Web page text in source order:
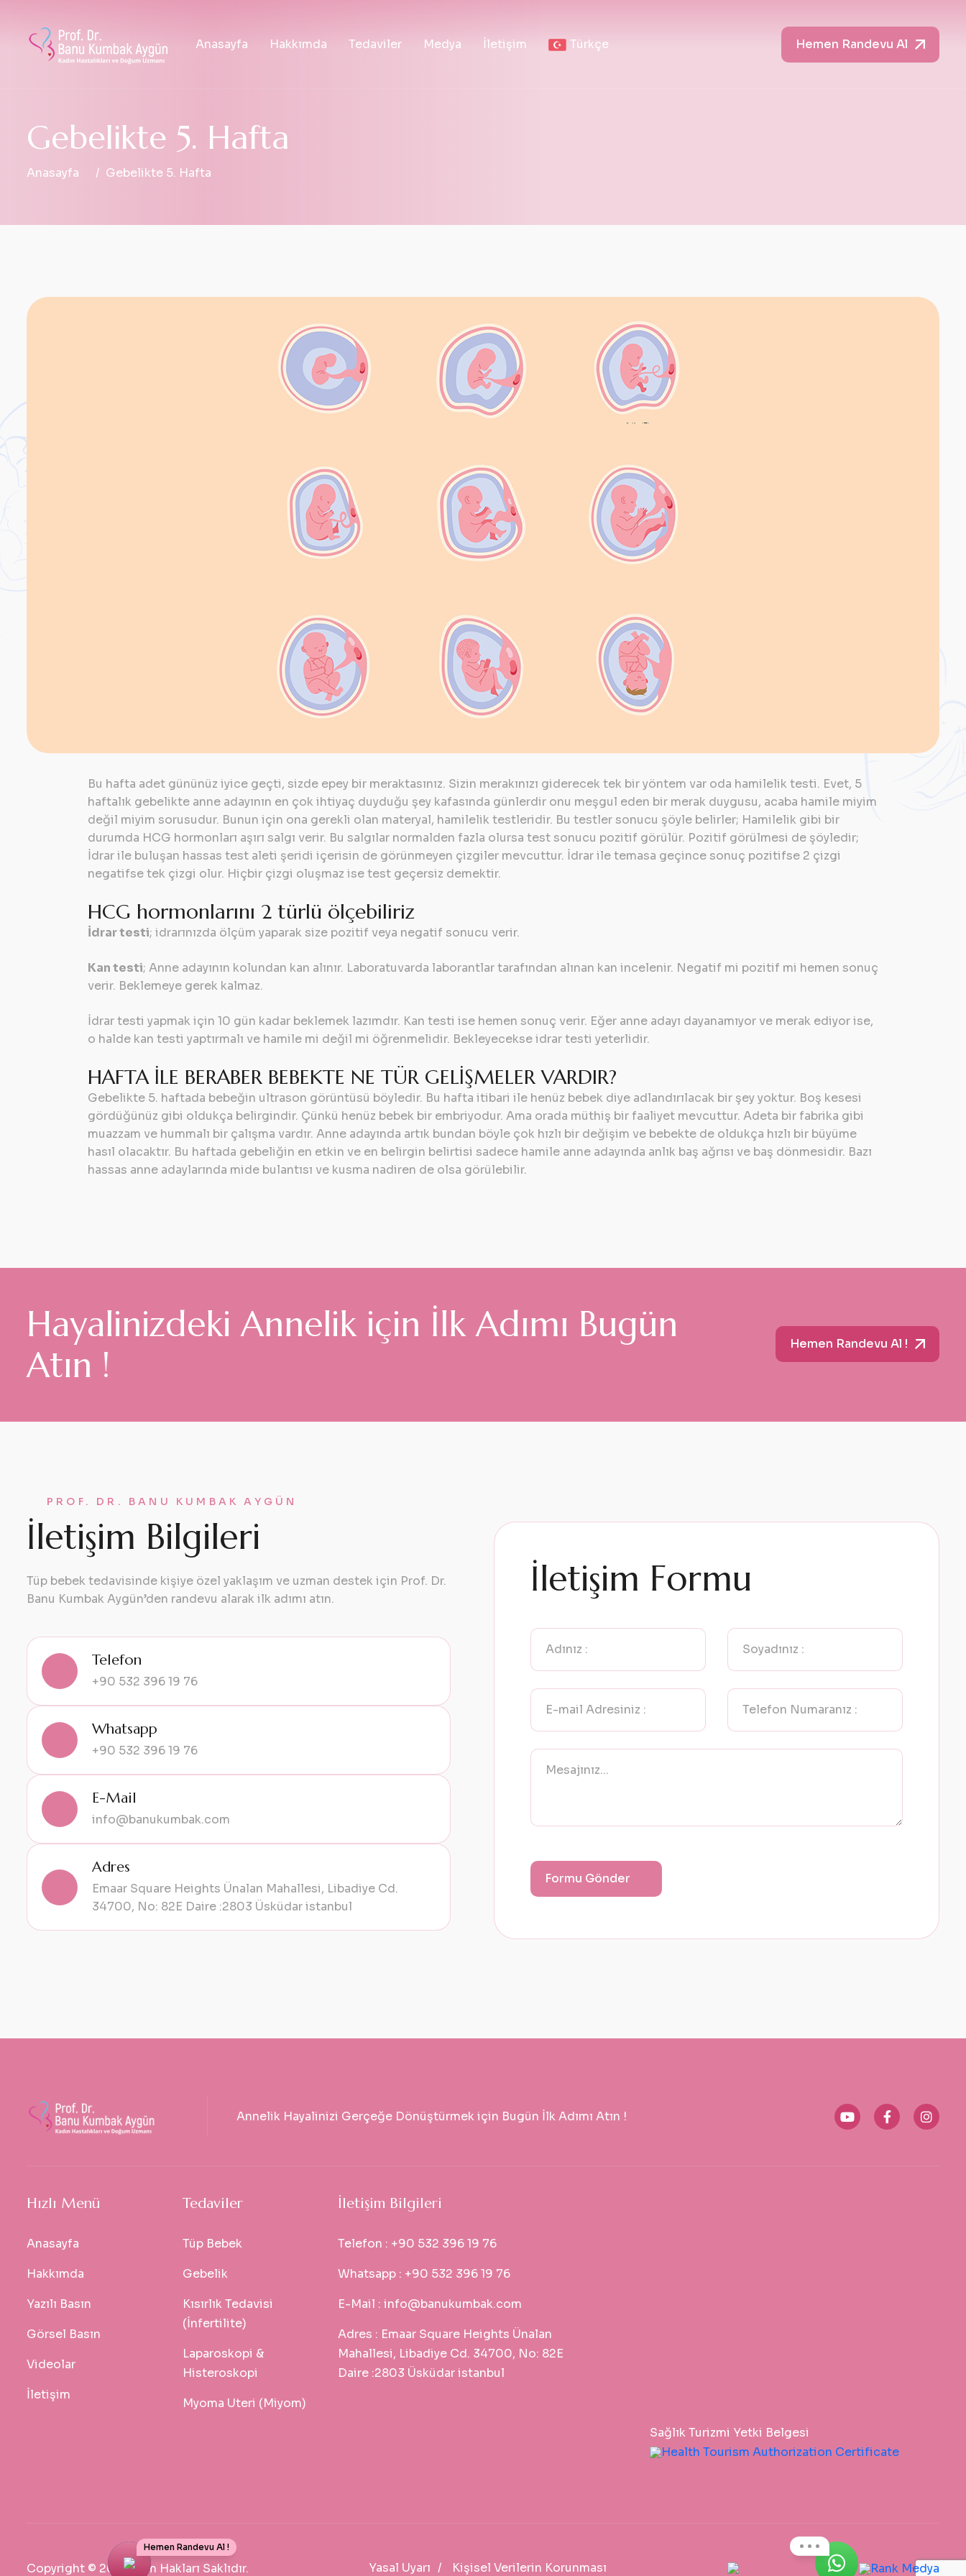
Anasayfa Hakkımda Tedaviler Medya İletişim Türkçe Hemen Randevu Al
Gebelikte 5. Hafta
Anasayfa Gebelikte 5. Hafta
Bu hafta adet gününüz iyice geçti, sizde epey bir meraktasınız. Sizin merakınızı giderecek tek bir yöntem var oda hamilelik testi. Evet, 5
haftalık gebelikte anne adayının en çok ihtiyaç duyduğu şey kafasında günlerdir onu meşgul eden bir merak duygusu, acaba hamile miyim
değil miyim sorusudur. Bunun için ona gerekli olan materyal, hamilelik testleridir. Bu testler sonucu şöyle belirler; Hamilelik gibi bir
durumda HCG hormonları aşırı salgı verir. Bu salgılar normalden fazla olursa test sonucu pozitif görülür. Pozitif görülmesi de şöyledir;
İdrar ile buluşan hassas test aleti şeridi içerisin de görünmeyen çizgiler mevcuttur. İdrar ile temasa geçince sonuç pozitifse 2 çizgi
negatifse tek çizgi olur. Hiçbir çizgi oluşmaz ise test geçersiz demektir.
HCG hormonlarını 2 türlü ölçebiliriz
İdrar testi; idrarınızda ölçüm yaparak size pozitif veya negatif sonucu verir.
Kan testi; Anne adayının kolundan kan alınır. Laboratuvarda laborantlar tarafından alınan kan incelenir. Negatif mi pozitif mi hemen sonuç
verir. Beklemeye gerek kalmaz.
İdrar testi yapmak için 10 gün kadar beklemek lazımdır. Kan testi ise hemen sonuç verir. Eğer anne adayı dayanamıyor ve merak ediyor ise,
o halde kan testi yaptırmalı ve hamile mi değil mi öğrenmelidir. Bekleyecekse idrar testi yeterlidir.
HAFTA İLE BERABER BEBEKTE NE TÜR GELİŞMELER VARDIR?
Gebelikte 5. haftada bebeğin ultrason görüntüsü böyledir. Bu hafta itibari ile henüz bebek diye adlandırılacak bir şey yoktur. Boş kesesi
gördüğünüz gibi oldukça belirgindir. Çünkü henüz bebek bir embriyodur. Ama orada müthiş bir faaliyet mevcuttur. Adeta bir fabrika gibi
muazzam ve hummalı bir çalışma vardır. Anne adayında artık bundan böyle çok hızlı bir değişim ve bebekte de oldukça hızlı bir büyüme
hasıl olacaktır. Bu haftada gebeliğin en etkin ve en belirgin belirtisi sadece hamile anne adayında anlık baş ağrısı ve baş dönmesidir. Bazı
hassas anne adaylarında mide bulantısı ve kusma nadiren de olsa görülebilir.
Hayalinizdeki Annelik için İlk Adımı Bugün
Atın ! Hemen Randevu Al !
PROF. DR. BANU KUMBAK AYGÜN
İletişim Bilgileri
Tüp bebek tedavisinde kişiye özel yaklaşım ve uzman destek için Prof. Dr.
Banu Kumbak Aygün’den randevu alarak ilk adımı atın.
Telefon
+90 532 396 19 76
Whatsapp
+90 532 396 19 76
E-Mail
info@banukumbak.com
Adres
Emaar Square Heights Ünalan Mahallesi, Libadiye Cd.
34700, No: 82E Daire :2803 Üsküdar istanbul
İletişim Formu
Annelik Hayalinizi Gerçeğe Dönüştürmek için Bugün İlk Adımı Atın !
Hızlı Menü
Anasayfa
Hakkımda
Yazılı Basın
Görsel Basın
Videolar
İletişim
Tedaviler
Tüp Bebek
Gebelik
Kısırlık Tedavisi
(İnfertilite)
Laparoskopi &
Histeroskopi
Myoma Uteri (Miyom)
İletişim Bilgileri
Telefon : +90 532 396 19 76
Whatsapp : +90 532 396 19 76
E-Mail :info@banukumbak.com
Adres : Emaar Square Heights Ünalan
Mahallesi, Libadiye Cd. 34700, No: 82E
Daire :2803 Üsküdar istanbul
Sağlık Turizmi Yetki Belgesi
Copyright © 2026 Tüm Hakları Saklıdır. Yasal Uyarı Kişisel Verilerin Korunması
Hemen Randevu Al !